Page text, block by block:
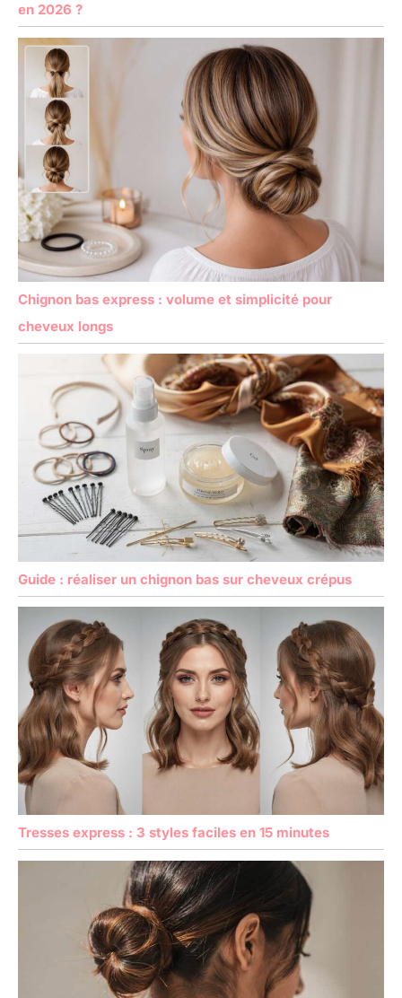
en 2026 ?
Chignon bas express : volume et simplicité pour
cheveux longs
Guide : réaliser un chignon bas sur cheveux crépus
Tresses express : 3 styles faciles en 15 minutes